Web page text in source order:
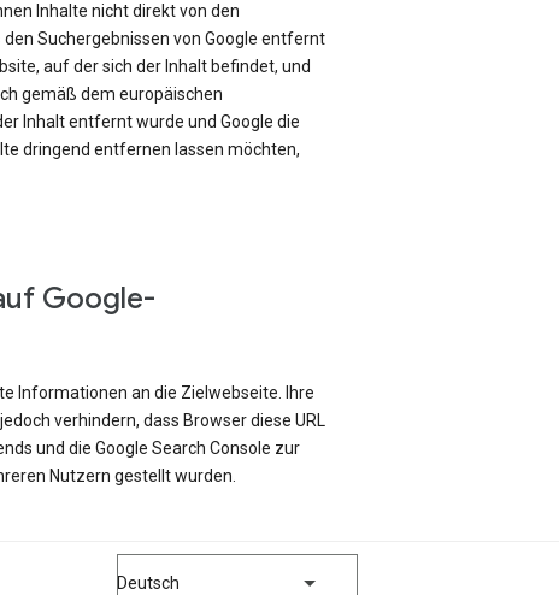
Inhalte nicht direkt von den
Suchergebnissen von Google entfernt
auf der sich der Inhalt befindet, und
gemäß dem europäischen
Inhalt entfernt wurde und Google die
dringend entfernen lassen möchten,
Google-
Informationen an die Zielwebseite. Ihre
verhindern, dass Browser diese URL
und die Google Search Console zur
Nutzern gestellt wurden.
Deutsch